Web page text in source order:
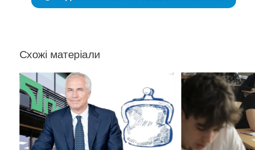
Схожі матеріали